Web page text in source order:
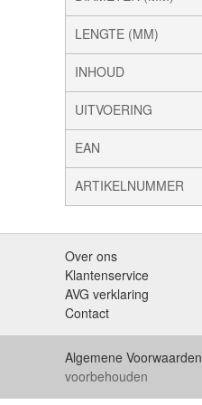
LENGTE (MM)
INHOUD
UITVOERING
EAN
ARTIKELNUMMER
Over ons
Klantenservice
AVG verklaring
Contact
Algemene Voorwaarden
voorbehouden